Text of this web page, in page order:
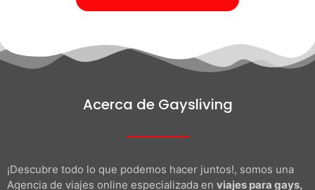
Acerca de Gaysliving
¡Descubre todo lo que podemos hacer juntos!, somos una
Agencia de viajes online especializada en viajes para gays,